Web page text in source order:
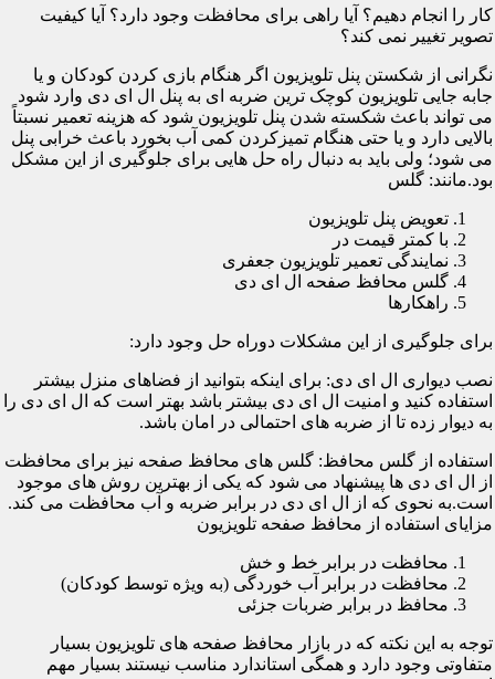
کار را انجام دهیم؟ آیا راهی برای محافظت وجود دارد؟ آیا کیفیت
تصویر تغییر نمی کند؟
نگرانی از شکستن پنل تلویزیون اگر هنگام بازی کردن کودکان و یا
جابه جایی تلویزیون کوچک ترین ضربه ای به پنل ال ای دی وارد شود
می تواند باعث شکسته شدن پنل تلویزیون شود که هزینه تعمیر نسبتاً
بالایی دارد و یا حتی هنگام تمیزکردن کمی آب بخورد باعث خرابی پنل
می شود؛ ولی باید به دنبال راه حل هایی برای جلوگیری از این مشکل
بود.مانند: گلس
تعویض پنل تلویزیون
با کمتر قیمت در
نمایندگی تعمیر تلویزیون جعفری
گلس محافظ صفحه ال ای دی
راهکارها
برای جلوگیری از این مشکلات دوراه حل وجود دارد:
نصب دیواری ال ای دی: برای اینکه بتوانید از فضاهای منزل بیشتر
استفاده کنید و امنیت ال ای دی بیشتر باشد بهتر است که ال ای دی را
به دیوار زده تا از ضربه های احتمالی در امان باشد.
استفاده از گلس محافظ: گلس های محافظ صفحه نیز برای محافظت
از ال ای دی ها پیشنهاد می شود که یکی از بهترین روش های موجود
است.به نحوی که از ال ای دی در برابر ضربه و آب محافظت می کند.
مزایای استفاده از محافظ صفحه تلویزیون
محافظت در برابر خط و خش
محافظت در برابر آب خوردگی (به ویژه توسط کودکان)
محافظ در برابر ضربات جزئی
توجه به این نکته که در بازار محافظ صفحه های تلویزیون بسیار
متفاوتی وجود دارد و همگی استاندارد مناسب نیستند بسیار مهم